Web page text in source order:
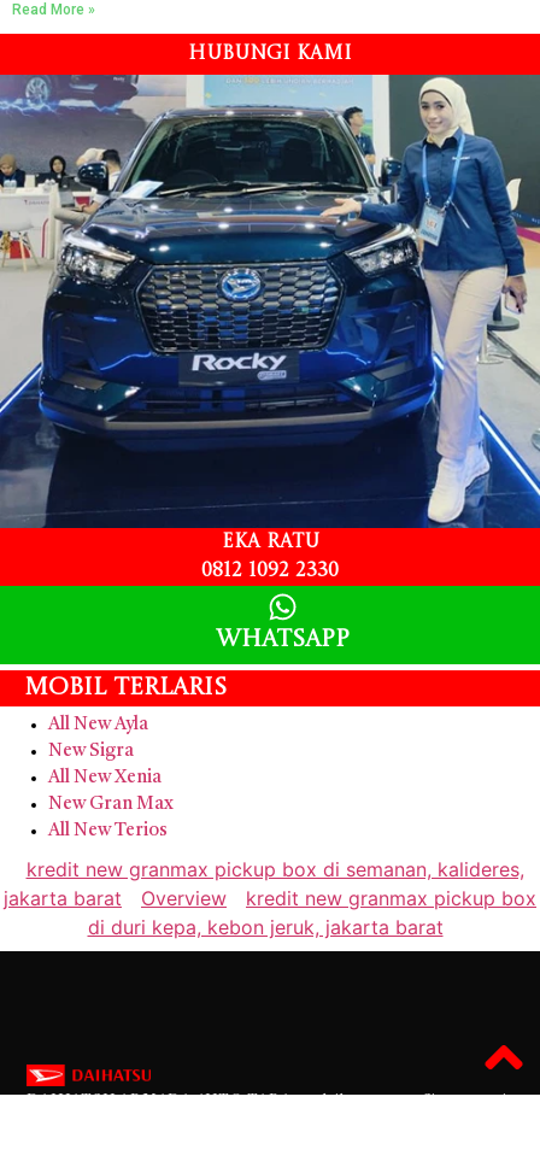
Read More »
HUBUNGI KAMI
Eka Ratu
0812 1092 2330
Whatsapp
Mobil Terlaris
All New Ayla
New Sigra
All New Xenia
New Gran Max
All New Terios
kredit new granmax pickup box di semanan, kalideres,
jakarta barat
Overview
kredit new granmax pickup box
di duri kepa, kebon jeruk, jakarta barat